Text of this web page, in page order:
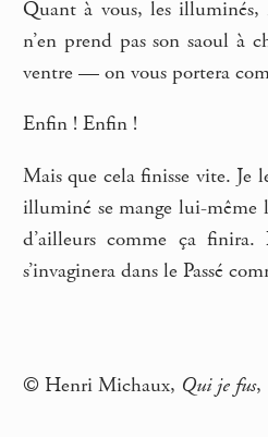
Quant à vous, les illuminés,
n’en prend pas son saoul à
ventre — on vous portera
Enfin ! Enfin !
Mais que cela finisse vite.
illuminé se mange lui-même
d’ailleurs comme ça finira.
s’invaginera dans le Passé
© Henri Michaux, Qui je fus,